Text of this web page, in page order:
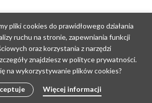
pliki cookies do prawidłowego działania
ruchu na stronie, zapewniania funkcji
oraz korzystania z narzędzi
znajdziesz w polityce prywatności.
na wykorzystywanie plików cookies?
Więcej informacji